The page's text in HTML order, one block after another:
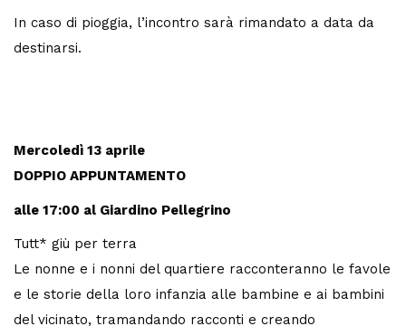
In caso di pioggia, l’incontro sarà rimandato a data da
destinarsi.
Mercoledì 13 aprile
DOPPIO APPUNTAMENTO
alle 17:00 al Giardino Pellegrino
Tutt* giù per terra
Le nonne e i nonni del quartiere racconteranno le favole
e le storie della loro infanzia alle bambine e ai bambini
del vicinato, tramandando racconti e creando